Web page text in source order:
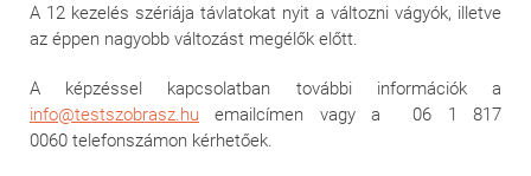
A 12 kezelés szériája távlatokat nyit a változni vágyók, illetve
az éppen nagyobb változást megélők előtt.
A képzéssel kapcsolatban további információk a
info@testszobrasz.hu emailcímen vagy a 06 1 817
0060 telefonszámon kérhetőek.